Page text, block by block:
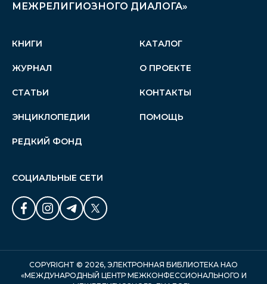
МЕЖРЕЛИГИОЗНОГО ДИАЛОГА»
КНИГИ
ЖУРНАЛ
СТАТЬИ
ЭНЦИКЛОПЕДИИ
РЕДКИЙ ФОНД
КАТАЛОГ
О ПРОЕКТЕ
КОНТАКТЫ
ПОМОЩЬ
СОЦИАЛЬНЫЕ СЕТИ
COPYRIGHT © 2026, ЭЛЕКТРОННАЯ БИБЛИОТЕКА НАО
«МЕЖДУНАРОДНЫЙ ЦЕНТР МЕЖКОНФЕССИОНАЛЬНОГО И